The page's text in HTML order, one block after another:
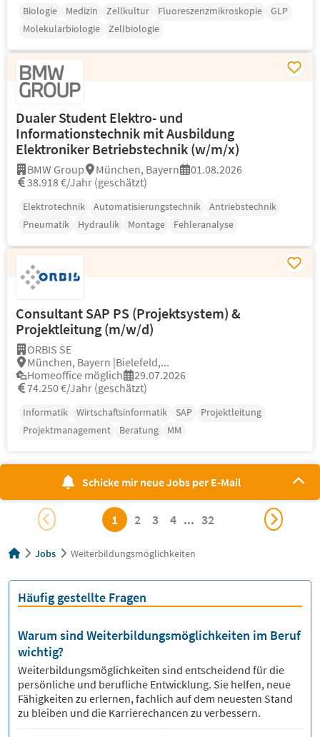
Biologie Medizin Zellkultur Fluoreszenzmikroskopie
GLP
Molekularbiologie
Zellbiologie
Dualer Student Elektro- und
Informationstechnik mit Ausbildung
Elektroniker Betriebstechnik (w/m/x)
BMW Group München, Bayern
01.08.2026
38.918 €/Jahr (geschätzt)
Elektrotechnik Automatisierungstechnik
Antriebstechnik
Pneumatik
Hydraulik Montage Fehleranalyse
Consultant SAP PS (Projektsystem) &
Projektleitung (m/w/d)
ORBIS SE
München, Bayern |Bielefeld,...
Homeoffice möglich
29.07.2026
74.250 €/Jahr (geschätzt)
Informatik Wirtschaftsinformatik SAP
Projektleitung
Projektmanagement
Beratung MM
Schicke mir neue Jobs per E-Mail
1 2 3 4 ... 32
Jobs Weiterbildungsmöglichkeiten
Häufig gestellte Fragen
Warum sind Weiterbildungsmöglichkeiten im Beruf
wichtig?
Weiterbildungsmöglichkeiten sind entscheidend für die
persönliche und berufliche Entwicklung. Sie helfen, neue
Fähigkeiten zu erlernen, fachlich auf dem neuesten Stand
zu bleiben und die Karrierechancen zu verbessern.